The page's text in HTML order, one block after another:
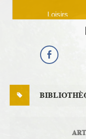
Loisirs